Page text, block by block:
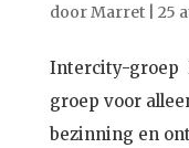
doorMarret| 25
Intercity-groep
groep voor
bezinning en